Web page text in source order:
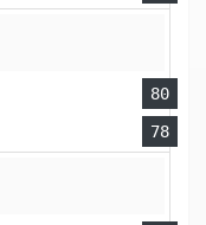
80
78